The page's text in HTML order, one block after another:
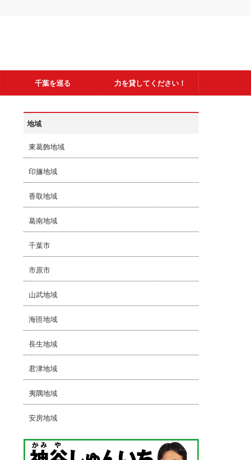
千葉を巡る 力を貸してください！
地域
東葛飾地域
印旛地域
香取地域
葛南地域
千葉市
市原市
山武地域
海匝地域
長生地域
君津地域
夷隅地域
安房地域